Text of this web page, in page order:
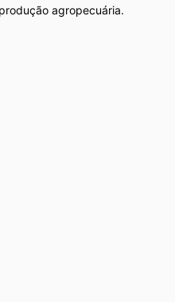
agropecuária.